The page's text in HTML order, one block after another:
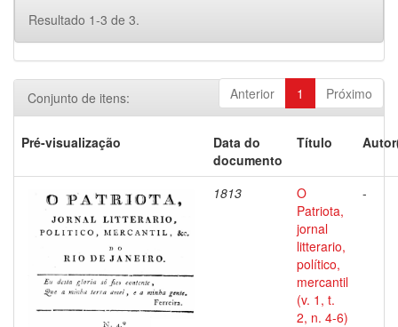
Resultado 1-3 de 3.
Anterior 1 Próximo
Conjunto de itens:
Pré-visualização
Data do
documento
Título
1813
O
Patriota,
jornal
litterario,
político,
mercantil
(v. 1, t.
2, n. 4-6)
-